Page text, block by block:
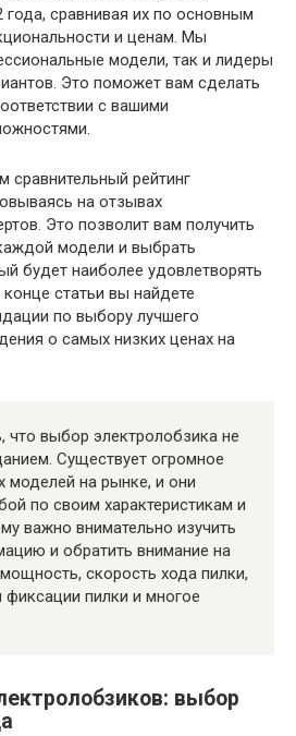
года, сравнивая их по основным
и ценам. Мы
модели, так и лидеры
Это поможет вам сделать
с вашими
рейтинг
на отзывах
Это позволит вам получить
модели и выбрать
будет наиболее удовлетворять
статьи вы найдете
по выбору лучшего
о самых низких ценах на
что выбор электролобзика не
Существует огромное
моделей на рынке, и они
по своим характеристикам и
важно внимательно изучить
и обратить внимание на
скорость хода пилки,
фиксации пилки и многое
выбор